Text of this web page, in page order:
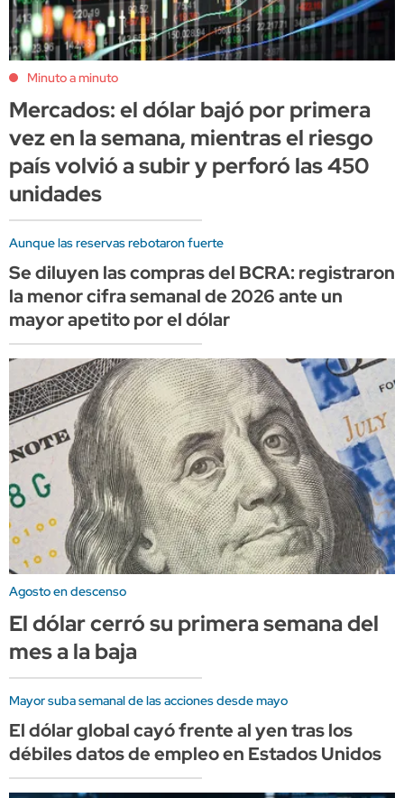
Minuto a minuto
Mercados: el dólar bajó por primera
vez en la semana, mientras el riesgo
país volvió a subir y perforó las 450
unidades
Aunque las reservas rebotaron fuerte
Se diluyen las compras del BCRA: registraron
la menor cifra semanal de 2026 ante un
mayor apetito por el dólar
Agosto en descenso
El dólar cerró su primera semana del
mes a la baja
Mayor suba semanal de las acciones desde mayo
El dólar global cayó frente al yen tras los
débiles datos de empleo en Estados Unidos